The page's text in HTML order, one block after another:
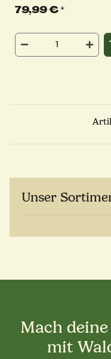
79,99 €*
Unser
Mach
mit